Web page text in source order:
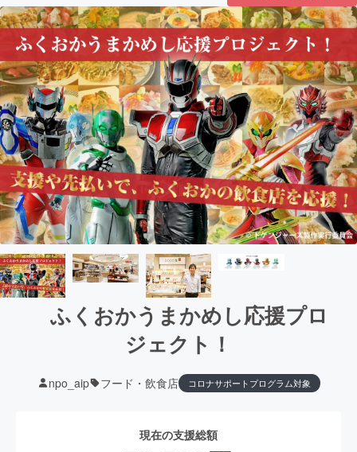
ふくおかうまかめし応援プロ
ジェクト！
npo_aip フード・飲食店 コロナサポートプログラム対象
現在の支援総額